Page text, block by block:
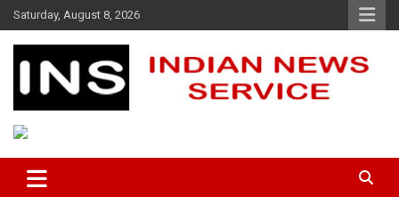
Skip
to
content
Saturday, August 8, 2026
Indian News Service